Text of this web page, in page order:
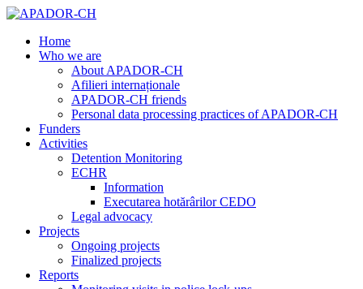
Home
Who we are
About APADOR-CH
Afilieri internaționale
APADOR-CH friends
Personal data processing practices of APADOR-CH
Funders
Activities
Detention Monitoring
ECHR
Information
Executarea hotărârilor CEDO
Legal advocacy
Projects
Ongoing projects
Finalized projects
Reports